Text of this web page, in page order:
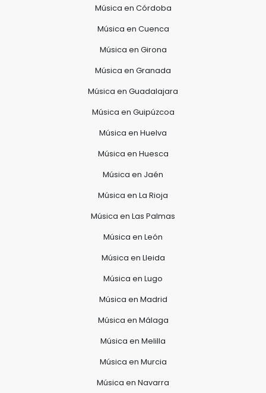
Música en Córdoba
Música en Cuenca
Música en Girona
Música en Granada
Música en Guadalajara
Música en Guipúzcoa
Música en Huelva
Música en Huesca
Música en Jaén
Música en La Rioja
Música en Las Palmas
Música en León
Música en Lleida
Música en Lugo
Música en Madrid
Música en Málaga
Música en Melilla
Música en Murcia
Música en Navarra